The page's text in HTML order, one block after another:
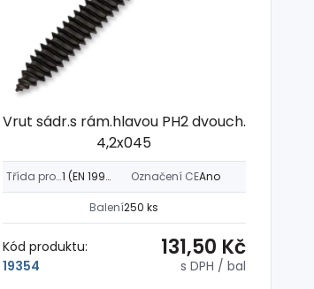
Vrut sádr.s rám.hlavou PH2 dvouch.
4,2x045
Třída provozu 1 (EN 1995-1-1) Označení CEAno
Balení250 ks
Kód produktu:
19354
131,50 Kč
s DPH / bal